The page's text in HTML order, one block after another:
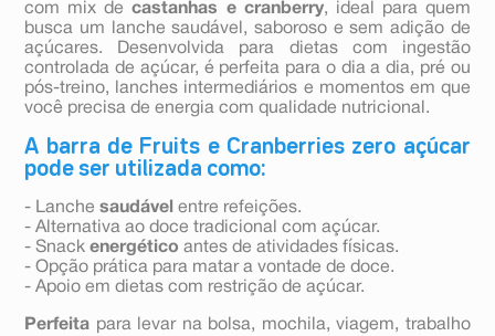
com mix decastanhas e cranberry, ideal para quem
busca um lanche saudável, saboroso e sem adição de
açúcares. Desenvolvida para dietas com ingestão
controlada de açúcar, é perfeita para o dia a dia, pré ou
pós-treino, lanches intermediários e momentos em que
você precisa de energia com qualidade nutricional.
A barra de Fruits e Cranberries zero açúcar
pode ser utilizada como:
- Lanchesaudável entre refeições.
- Alternativa ao doce tradicional com açúcar.
- Snackenergético antes de atividades físicas.
- Opção prática para matar a vontade de doce.
- Apoio em dietas com restrição de açúcar.
Perfeita para levar na bolsa, mochila, viagem, trabalho